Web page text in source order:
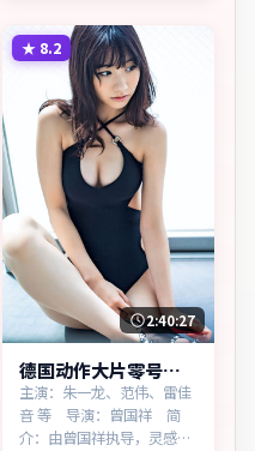
转不断。主演以细腻表演撑
起情感层次，兼顾观赏性与
现实意义。
★ 8.2
2:40:27
德国动作大片零号档
案热播更新中
主演：朱一龙、范伟、雷佳
音 等 导演：曾国祥 简
介：由曾国祥执导，灵感来